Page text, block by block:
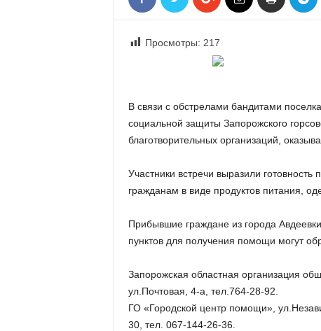
Просмотры: 217
В связи с обстрелами бандитами
социальной защиты Запорожского
благотворительных организаций,
Участники встречи выразили
гражданам в виде продуктов питания,
Прибывшие граждане из города
пунктов для получения помощи могут
Запорожская областная организация
ул.Почтовая, 4-а, тел.764-28-92.
ГО «Городской центр помощи»,
30, тел. 067-144-26-36.